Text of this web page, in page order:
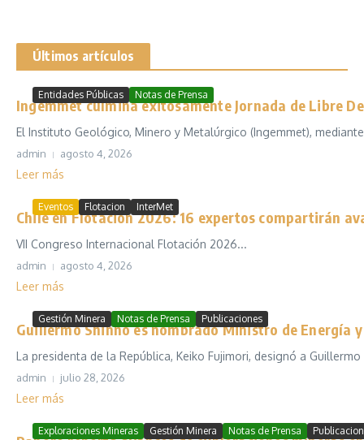
Últimos artículos
Entidades Públicas Notas de Prensa
Ingemmet culmina exitosamente Jornada de Libre
El Instituto Geológico, Minero y Metalúrgico (Ingemmet),
admin agosto 4, 2026
Leer más
Eventos Flotacion InterMet
Chile en Flotación 2026: 16 expertos compartirán
VII Congreso Internacional Flotación 2026...
admin agosto 4, 2026
Leer más
Gestión Minera Notas de Prensa Publicaciones
Guillermo Shinno es nombrado Ministro de Energía
La presidenta de la República, Keiko Fujimori, designó a
admin julio 28, 2026
Leer más
Exploraciones Mineras Gestión Minera Notas de Prensa